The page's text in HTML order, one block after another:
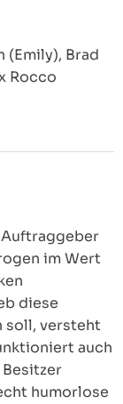
(Emily), Brad
Rocco
im Wert
diese
soll, versteht
auch
humorlose